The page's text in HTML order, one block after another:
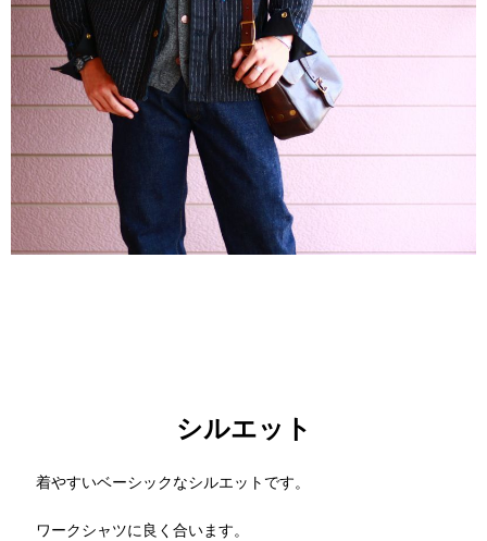
シルエット
着やすいベーシックなシルエットです。
ワークシャツに良く合います。